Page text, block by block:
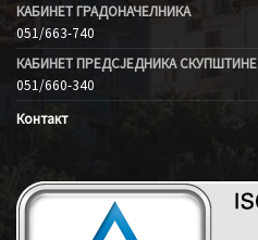
КАБИНЕТ ГРАДОНАЧЕЛНИКА
051/663-740
КАБИНЕТ ПРЕДСЈЕДНИКА СКУПШТИНЕ
051/660-340
Контакт